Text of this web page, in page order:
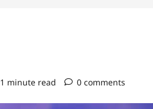
1 minute read 0 comments